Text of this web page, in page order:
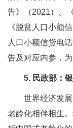
告》（2021）、
《脱贫人口小额
人口小额信贷电
告及对应内参，
5. 民政部：
世界经济发
老龄化相伴相生